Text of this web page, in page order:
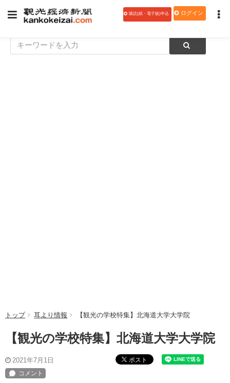
購読(紙・電子版)申込 ログイン
トップ 耳より情報 【観光の学校特集】北海道大学大学院
【観光の学校特集】北海道大学大学院
2021年7月1日 ポスト